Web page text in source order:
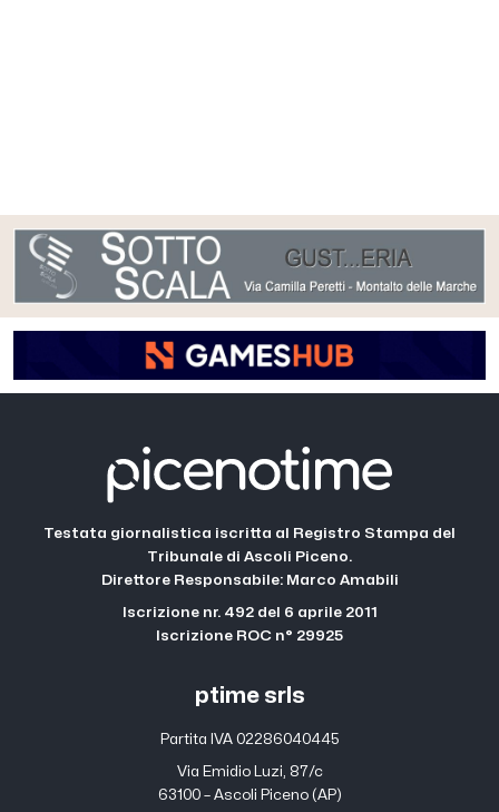
Testata giornalistica iscritta al Registro Stampa del
Tribunale di Ascoli Piceno.
Direttore Responsabile: Marco Amabili
Iscrizione nr. 492 del 6 aprile 2011
Iscrizione ROC n° 29925
ptime srls
Partita IVA 02286040445
Via Emidio Luzi, 87/c
63100 – Ascoli Piceno (AP)